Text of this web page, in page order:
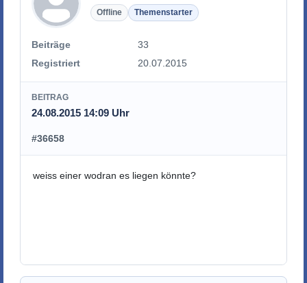
Offline Themenstarter
Beiträge
33
Registriert
20.07.2015
BEITRAG
24.08.2015 14:09 Uhr
#36658
weiss einer wodran es liegen könnte?